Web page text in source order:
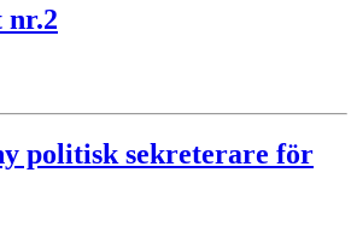
nr.2
politisk sekreterare för